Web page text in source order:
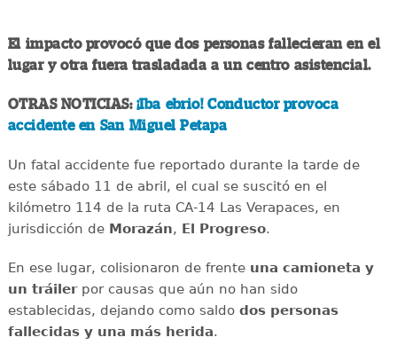
El impacto provocó que dos personas fallecieran en el
lugar y otra fuera trasladada a un centro asistencial.
OTRAS NOTICIAS: ¡Iba ebrio! Conductor provoca
accidente en San Miguel Petapa
Un fatal accidente fue reportado durante la tarde de
este sábado 11 de abril, el cual se suscitó en el
kilómetro 114 de la ruta CA-14 Las Verapaces, en
jurisdicción de Morazán, El Progreso.
En ese lugar, colisionaron de frente una camioneta y
un tráilerpor causas que aún no han sido
establecidas, dejando como saldo dos personas
fallecidas y una más herida.